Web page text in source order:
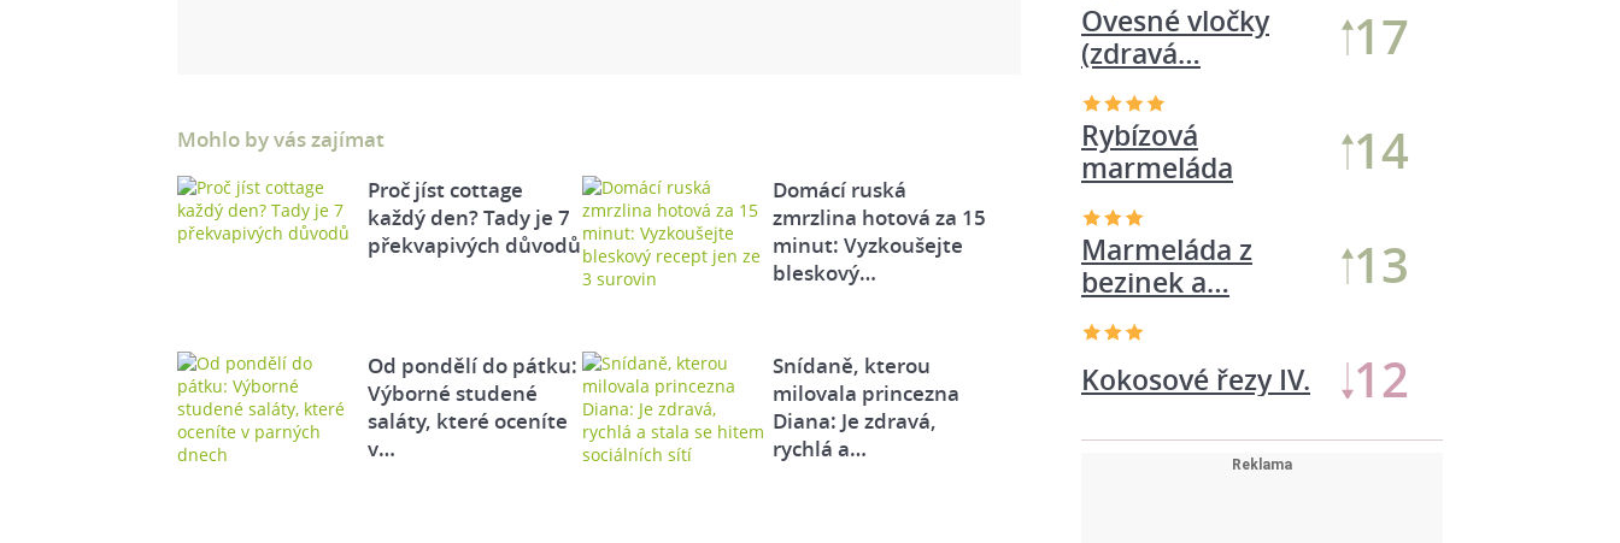
Mohlo by vás zajímat
Proč jíst cottage
každý den? Tady je 7
překvapivých důvodů
Domácí ruská
zmrzlina hotová za 15
minut: Vyzkoušejte
bleskový…
Od pondělí do pátku:
Výborné studené
saláty, které oceníte
v…
Snídaně, kterou
milovala princezna
Diana: Je zdravá,
rychlá a…
Kokosové řezy IV. 12
Ovesné vločky
(zdravá…
17
Rybízová
marmeláda
14
Marmeláda z
bezinek a…
13